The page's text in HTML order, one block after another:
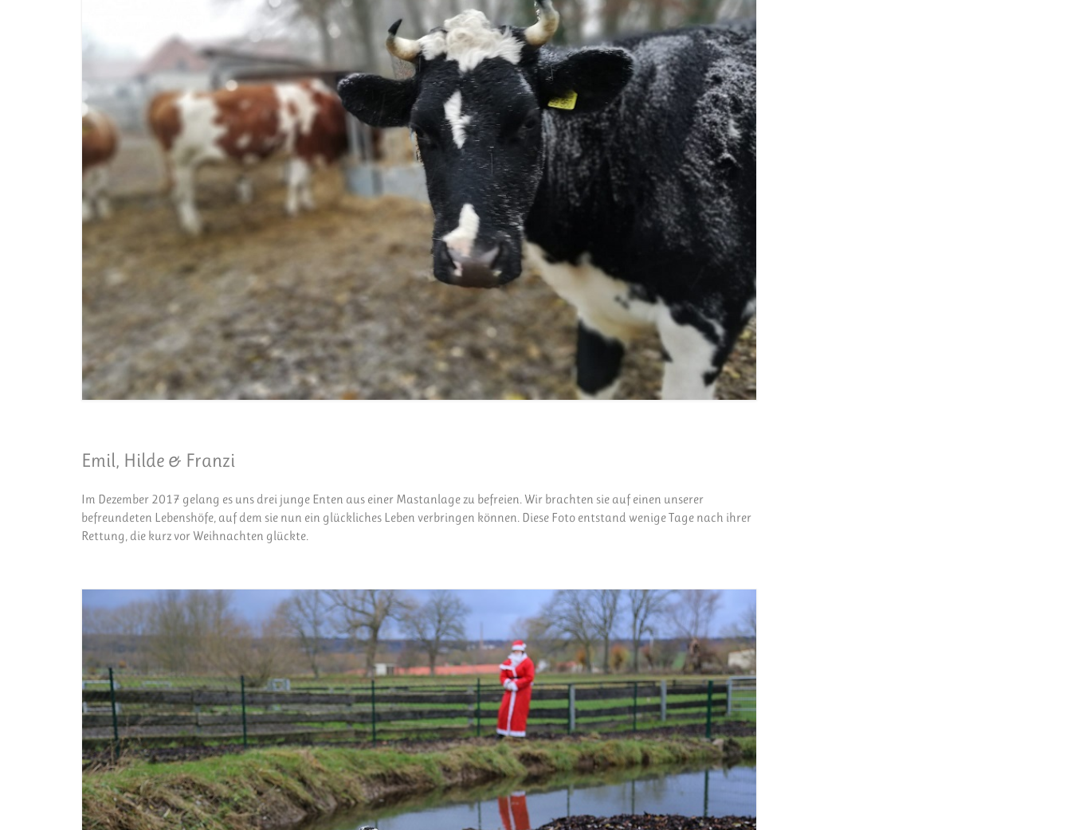
Emil, Hilde & Franzi
Im Dezember 2017 gelang es uns drei junge Enten aus einer Mastanlage zu befreien. Wir brachten sie auf einen unserer
befreundeten Lebenshöfe, auf dem sie nun ein glückliches Leben verbringen können. Diese Foto entstand wenige Tage nach ihrer
Rettung, die kurz vor Weihnachten glückte.